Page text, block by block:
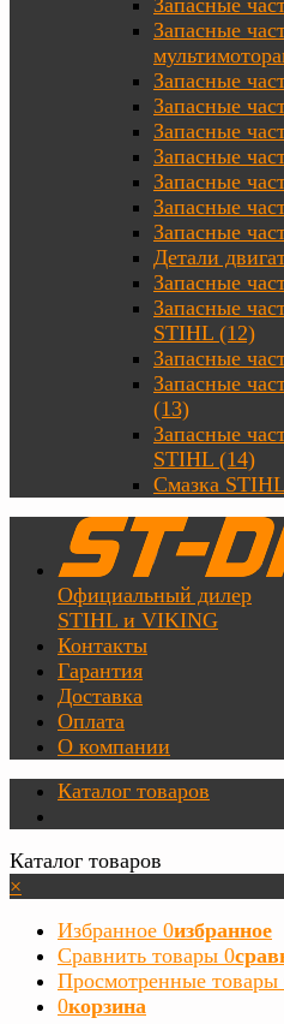
Запасные
Запасные
Запасные
Запасные
Запасные
Запасные
Запасные
Запасные
Запасные
Детали
Запасные
Запасные
STIHL (12)
Запасные
Запасные
(13)
Запасные
STIHL (14)
Смазка
Официальный дилер
STIHL и VIKING
Контакты
Гарантия
Доставка
Оплата
О компании
Каталог товаров
Каталог товаров
×
Избранное 0избранное
Сравнить товары 0
Просмотренные товары
0корзина